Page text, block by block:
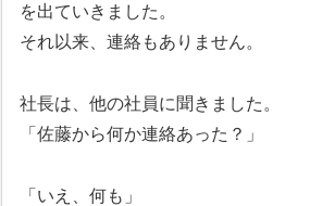
を出ていきました。
それ以来、連絡もありません。
社長は、他の社員に聞きました。
「佐藤から何か連絡あった？」
「いえ、何も」